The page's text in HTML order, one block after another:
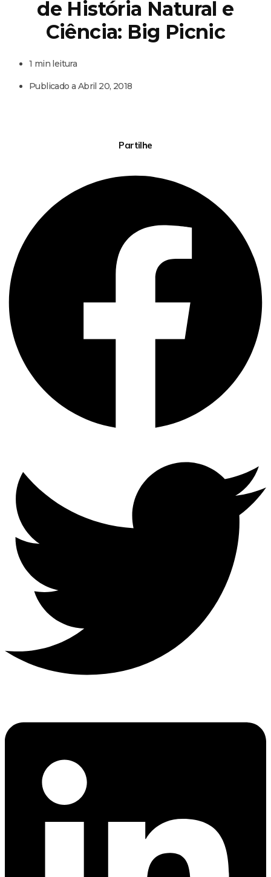
de História Natural e
Ciência: Big Picnic
1 min leitura
Publicado a Abril 20, 2018
Partilhe